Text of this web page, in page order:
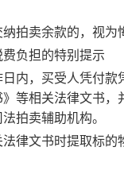
拍卖余款的，视
负担的特别提示
内，买受人凭付
等相关法律文书
拍卖辅助机构。
律文书时提取标